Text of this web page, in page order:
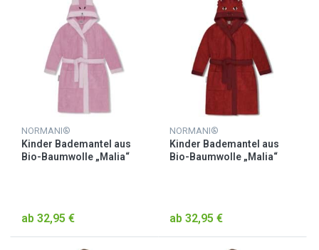
NORMANI®
Kinder Bademantel aus
Bio-Baumwolle „Malia“
ab 32,95 €
NORMANI®
Kinder Bademantel aus
Bio-Baumwolle „Malia“
ab 32,95 €